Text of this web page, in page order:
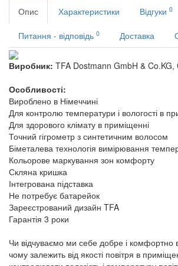
Опис
Характеристики Відгуки 0
Питання - відповідь 0 Доставка
Виробник: TFA Dostmann GmbH & Co.KG,
Особливості:
Вироблено в Німеччині
Для контролю температури і вологості в
Для здорового клімату в приміщенні
Точний гігрометр з синтетичним волосом
Біметалева технологія вимірювання
Кольорове маркування зон комфорту
Скляна кришка
Інтегрована підставка
Не потребує батарейок
Зареєстрований дизайн TFA
Гарантія 3 роки
Чи відчуваємо ми себе добре і комфортно
чому залежить від якості повітря в